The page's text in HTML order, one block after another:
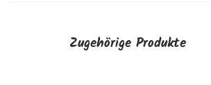
Zugehörige Produkte